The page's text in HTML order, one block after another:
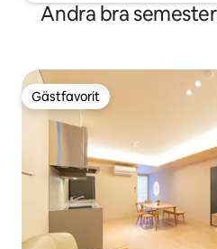
Andra bra
Gästfavorit
Gästfavorit